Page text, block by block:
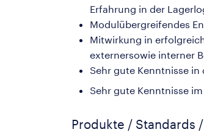
Erfahrung in der
Modulübergreifendes
Mitwirkung in
externersowie interner
Sehr gute Kenntnisse
Sehr gute Kenntnisse
Produkte / Standards